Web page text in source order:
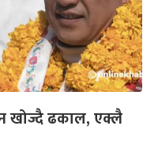
खोज्दै ढकाल, एक्लै